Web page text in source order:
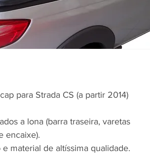
para Strada CS (a partir 2014)
a lona (barra traseira, varetas
encaixe).
material de altíssima qualidade.